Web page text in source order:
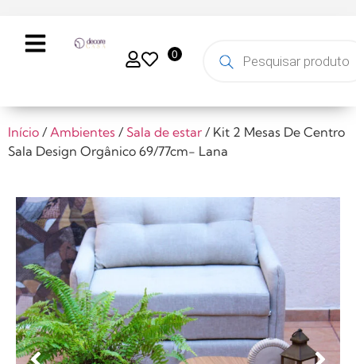
0
Início /Ambientes /Sala de estar / Kit 2 Mesas De Centro
Sala Design Orgânico 69/77cm- Lana